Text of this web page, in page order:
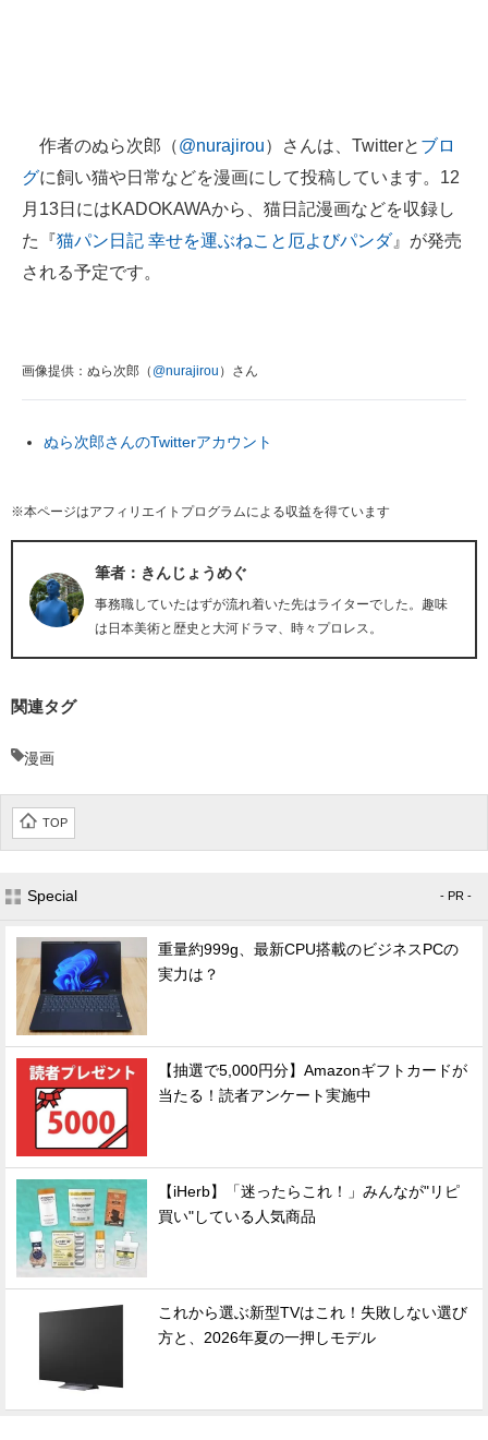
作者のぬら次郎（@nurajirou）さんは、Twitterと ブロ
グに飼い猫や日常などを漫画にして投稿しています。12
月13日にはKADOKAWAから、猫日記漫画などを収録し
た『猫パン日記 幸せを運ぶねこと厄よびパンダ』が発売
される予定です。
画像提供：ぬら次郎（ @nurajirou ）さん
ぬら次郎さんのTwitterアカウント
※本ページはアフィリエイトプログラムによる収益を得ています
筆者：きんじょうめぐ
事務職していたはずが流れ着いた先はライターでした。趣味
は日本美術と歴史と大河ドラマ、時々プロレス。
関連タグ
漫画
TOP
Special - PR -
重量約999g、最新CPU搭載のビジネスPCの
実力は？
【抽選で5,000円分】Amazonギフトカードが
当たる！読者アンケート実施中
【iHerb】「迷ったらこれ！」みんなが"リピ
買い"している人気商品
これから選ぶ新型TVはこれ！失敗しない選び
方と、2026年夏の一押しモデル